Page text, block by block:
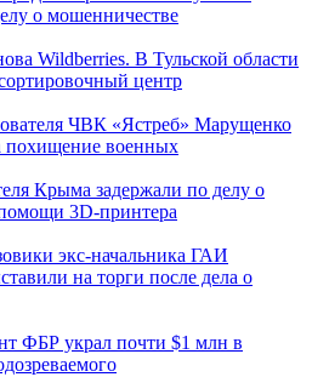
о мошенничестве
Wildberries. В Тульской области
центр
ЧВК «Ястреб» Марущенко
похищение военных
Крыма задержали по делу о
3D‑принтера
экс-начальника ГАИ
на торги после дела о
ФБР украл почти $1 млн в